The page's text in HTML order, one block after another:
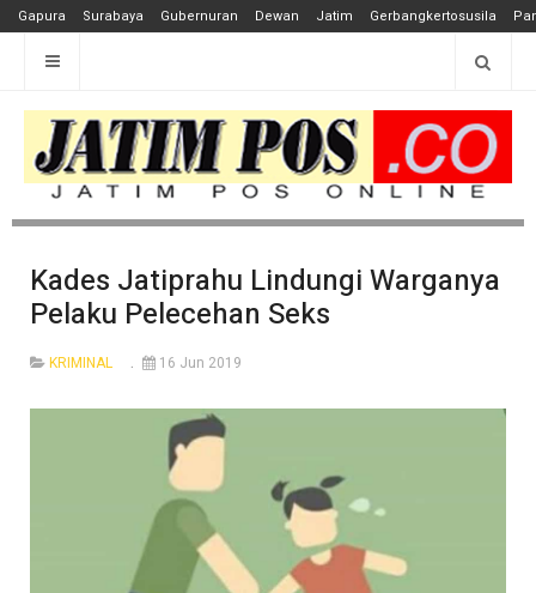
Gapura Surabaya Gubernuran Dewan Jatim Gerbangkertosusila
Kades Jatiprahu Lindungi Warganya
Pelaku Pelecehan Seks
KRIMINAL 16 Jun 2019